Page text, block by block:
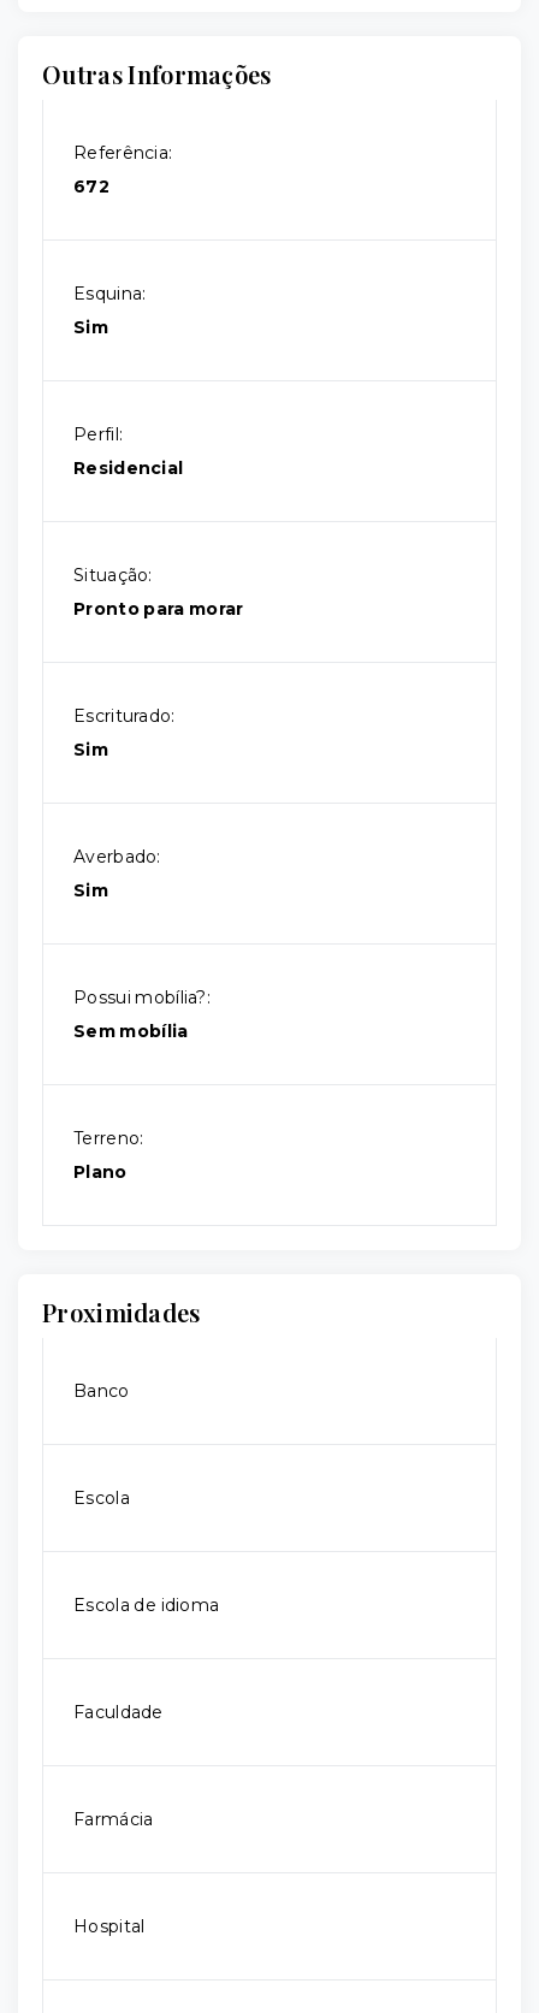
Outras Informações
Referência:
672
Esquina:
Sim
Perfil:
Residencial
Situação:
Pronto para morar
Escriturado:
Sim
Averbado:
Sim
Possui mobília?:
Sem mobília
Terreno:
Plano
Proximidades
Banco
Escola
Escola de idioma
Faculdade
Farmácia
Hospital